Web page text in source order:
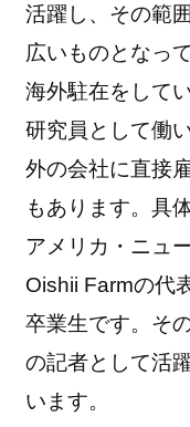
活躍し、その範
広いものとなっ
海外駐在をして
研究員として働
外の会社に直接
もあります。具
アメリカ・ニュ
Oishii Farmの代
卒業生です。そ
の記者として活
います。